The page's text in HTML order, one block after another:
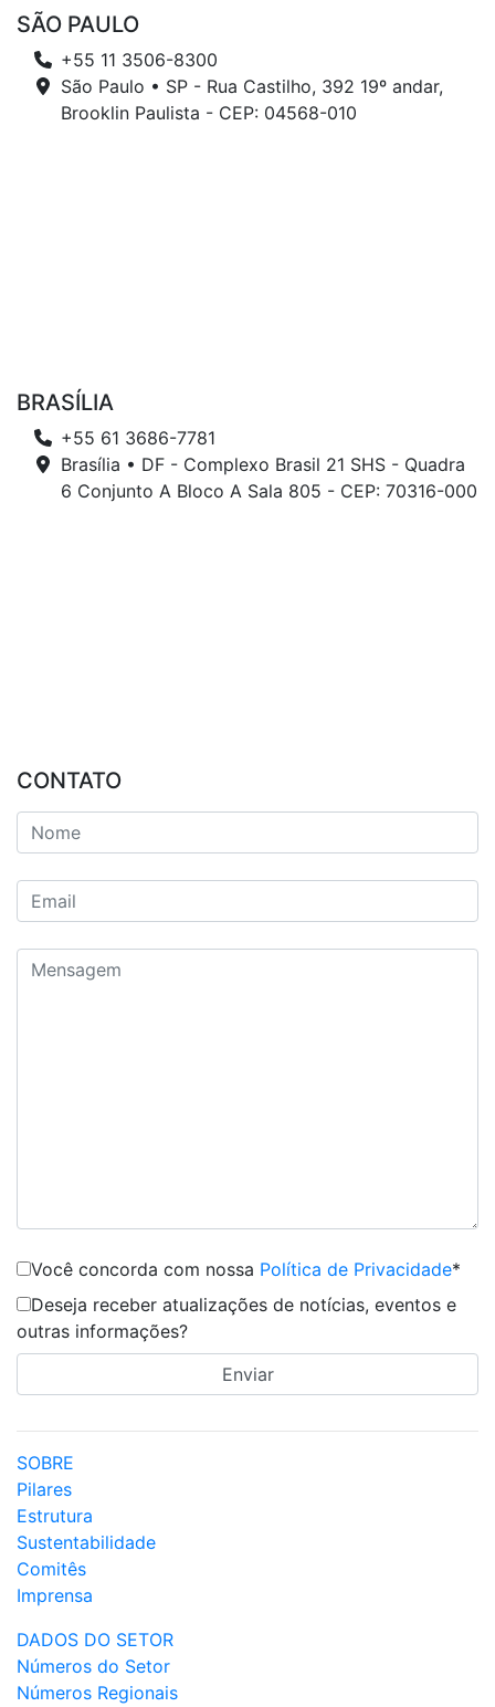
SÃO PAULO
+55 11 3506-8300
São Paulo • SP - Rua Castilho, 392 19º andar,
Brooklin Paulista - CEP: 04568-010
BRASÍLIA
+55 61 3686-7781
Brasília • DF - Complexo Brasil 21 SHS - Quadra
6 Conjunto A Bloco A Sala 805 - CEP: 70316-000
CONTATO
Você concorda com nossa Política de Privacidade*
Deseja receber atualizações de notícias, eventos e
outras informações?
SOBRE
Pilares
Estrutura
Sustentabilidade
Comitês
Imprensa
DADOS DO SETOR
Números do Setor
Números Regionais